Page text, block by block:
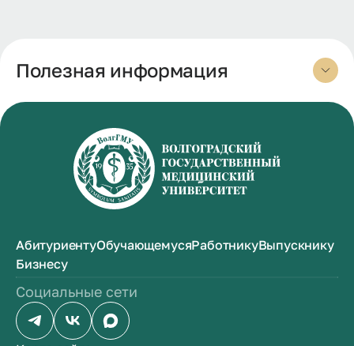
(моделирование гипертензии и изучение
ведущих звеньев ее патогенеза).
приемов моделирования патологических
процессов и состояний организма, таких
как анемизация головного мозга методом
наложения подвижных лигатур в условиях
хронического опыта, модель язвы желудка
миокарда и др.). Под руководством
Гавриилы Афанасьевича на кафедре было
защищено 2 докторских и 10 кандидатских
диссертаций, опубликовано более 200
научных работ.
Полезная информация
АбитуриентуОбучающемусяРаботникуВыпускнику
Бизнесу
Социальные сети